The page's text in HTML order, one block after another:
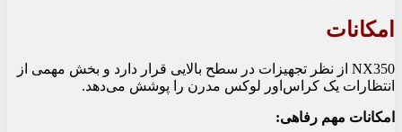
امکانات
NX350 از نظر تجهیزات در سطح بالایی قرار دارد و بخش مهمی از
انتظارات یک کراس‌اور لوکس مدرن را پوشش می‌دهد.
امکانات مهم رفاهی: